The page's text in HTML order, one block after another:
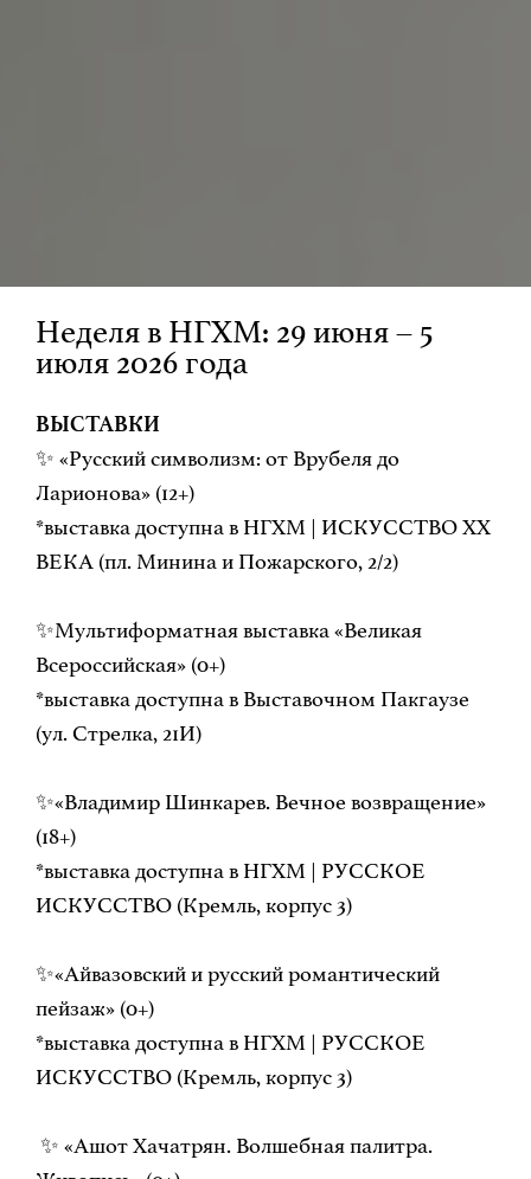
Неделя в НГХМ: 29 июня – 5
июля 2026 года
ВЫСТАВКИ
✨ «Русский символизм: от Врубеля до
Ларионова» (12+)
*выставка доступна в НГХМ | ИСКУССТВО ХХ
ВЕКА (пл. Минина и Пожарского, 2/2)
✨Мультиформатная выставка «Великая
Всероссийская» (0+)
*выставка доступна в Выставочном Пакгаузе
(ул. Стрелка, 21И)
✨«Владимир Шинкарев. Вечное возвращение»
(18+)
*выставка доступна в НГХМ | РУССКОЕ
ИСКУССТВО (Кремль, корпус 3)
✨«Айвазовский и русский романтический
пейзаж» (0+)
*выставка доступна в НГХМ | РУССКОЕ
ИСКУССТВО (Кремль, корпус 3)
✨ «Ашот Хачатрян. Волшебная палитра.